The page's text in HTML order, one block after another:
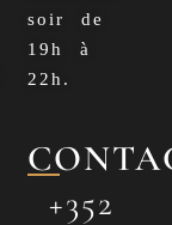
soir de
19h à
22h.
+352